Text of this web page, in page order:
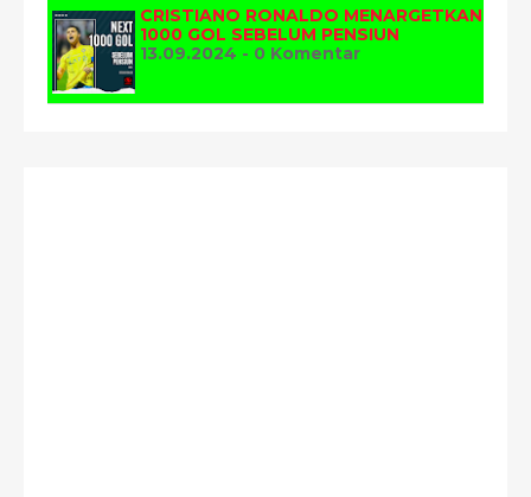
CRISTIANO RONALDO MENARGETKAN
1000 GOL SEBELUM PENSIUN
13.09.2024 - 0 Komentar